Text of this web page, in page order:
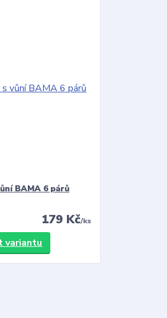
BAMA 6 párů
179 Kč/ks
variantu